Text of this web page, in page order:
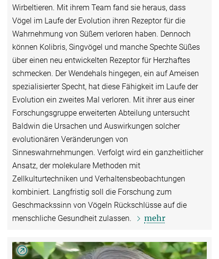
Wirbeltieren. Mit ihrem Team fand sie heraus, dass
Vögel im Laufe der Evolution ihren Rezeptor für die
Wahrnehmung von Süßem verloren haben. Dennoch
können Kolibris, Singvögel und manche Spechte Süßes
über einen neu entwickelten Rezeptor für Herzhaftes
schmecken. Der Wendehals hingegen, ein auf Ameisen
spezialisierter Specht, hat diese Fähigkeit im Laufe der
Evolution ein zweites Mal verloren. Mit ihrer aus einer
Forschungsgruppe erweiterten Abteilung untersucht
Baldwin die Ursachen und Auswirkungen solcher
evolutionären Veränderungen von
Sinneswahrnehmungen. Verfolgt wird ein ganzheitlicher
Ansatz, der molekulare Methoden mit
Zellkulturtechniken und Verhaltensbeobachtungen
kombiniert. Langfristig soll die Forschung zum
Geschmackssinn von Vögeln Rückschlüsse auf die
menschliche Gesundheit zulassen.
mehr